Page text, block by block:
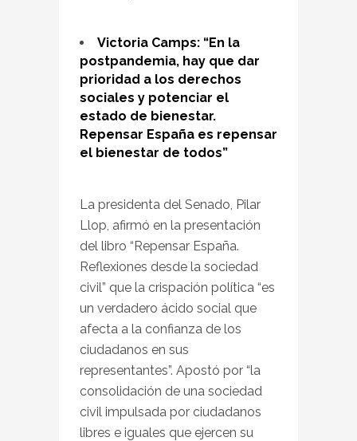
Victoria Camps: “En la
postpandemia, hay que dar
prioridad a los derechos
sociales y potenciar el
estado de bienestar.
Repensar España es repensar
el bienestar de todos”
La presidenta del Senado, Pilar
Llop, afirmó en la presentación
del libro “Repensar España.
Reflexiones desde la sociedad
civil” que la crispación política “es
un verdadero ácido social que
afecta a la confianza de los
ciudadanos en sus
representantes”. Apostó por “la
consolidación de una sociedad
civil impulsada por ciudadanos
libres e iguales que ejercen su